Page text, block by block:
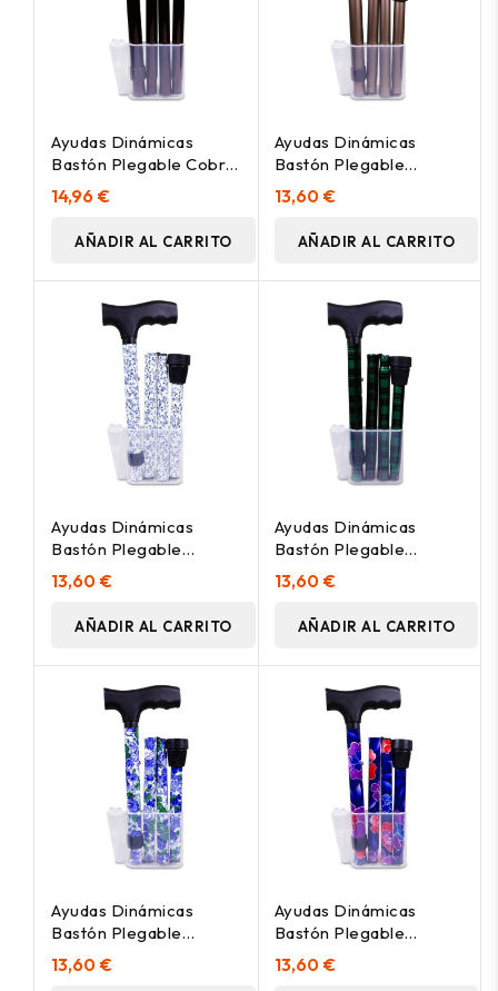
Ayudas Dinámicas
Bastón Plegable Cobre
Ad413/B, 1 Unidad
14,96 €
AÑADIR AL CARRITO
Ayudas Dinámicas
Bastón Plegable
Marrón Ad413/D, 1
Unidad
13,60 €
AÑADIR AL CARRITO
Ayudas Dinámicas
Bastón Plegable
Mónaco Ad413/H, 1
Unidad
13,60 €
AÑADIR AL CARRITO
Ayudas Dinámicas
Bastón Plegable
Escocia Ad413/G, 1
Unidad
13,60 €
AÑADIR AL CARRITO
Ayudas Dinámicas
Bastón Plegable
London Ad413/J, 1
Unidad
13,60 €
Ayudas Dinámicas
Bastón Plegable
Fashion Hawai
13,60 €